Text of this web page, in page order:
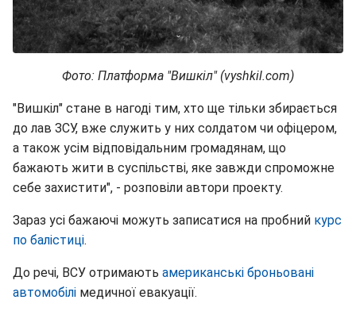
Фото: Платформа "Вишкіл" (vyshkil.com)
"Вишкіл" стане в нагоді тим, хто ще тільки збирається
до лав ЗСУ, вже служить у них солдатом чи офіцером,
а також усім відповідальним громадянам, що
бажають жити в суспільстві, яке завжди спроможне
себе захистити", - розповіли автори проекту.
Зараз усі бажаючі можуть записатися на пробний курс
по балістиці.
До речі, ВСУ отримають американські броньовані
автомобілі медичної евакуації.